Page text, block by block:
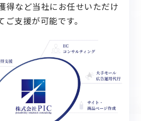
得など当社にお任せいただけ
ご支援が可能です。